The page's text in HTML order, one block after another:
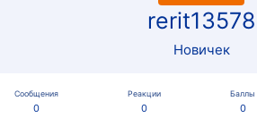
rerit13578
Новичек
Сообщения
0
Реакции
0
Баллы
0